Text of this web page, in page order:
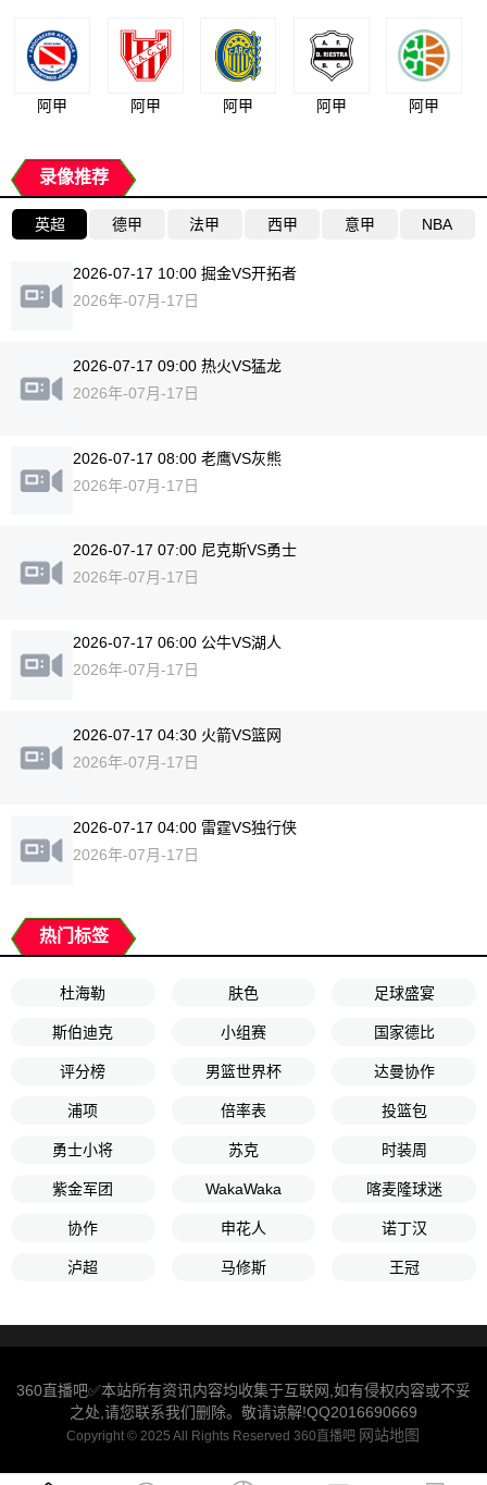
阿甲 阿甲 阿甲 阿甲 阿甲
录像推荐
英超 德甲 法甲 西甲 意甲 NBA
2026-07-17 10:00 掘金VS开拓者
2026年-07月-17日
2026-07-17 09:00 热火VS猛龙
2026年-07月-17日
2026-07-17 08:00 老鹰VS灰熊
2026年-07月-17日
2026-07-17 07:00 尼克斯VS勇士
2026年-07月-17日
2026-07-17 06:00 公牛VS湖人
2026年-07月-17日
2026-07-17 04:30 火箭VS篮网
2026年-07月-17日
2026-07-17 04:00 雷霆VS独行侠
2026年-07月-17日
热门标签
杜海勒 肤色 足球盛宴
斯伯迪克 小组赛 国家德比
评分榜 男篮世界杯 达曼协作
浦项 倍率表 投篮包
勇士小将 苏克 时装周
紫金军团 WakaWaka 喀麦隆球迷
协作 申花人 诺丁汉
泸超 马修斯 王冠
360直播吧✅本站所有资讯内容均收集于互联网,如有侵权内容或不妥
之处,请您联系我们删除。敬请谅解!QQ2016690669
Copyright © 2025 All Rights Reserved 360直播吧 网站地图